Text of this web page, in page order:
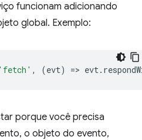
funcionam adicionando
global. Exemplo:
'fetch' , (evt) => evt.
porque você precisa
o objeto do evento,